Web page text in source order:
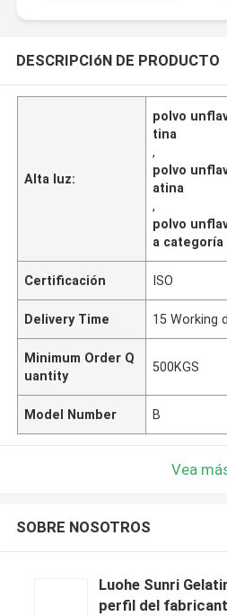
DESCRIPCIóN DE PRODUCTO
Alta luz:
polvo
tina
,
polvo
atina
,
polvo
a
Certificación ISO
Delivery Time 15 Working
Minimum Order Q
uantity
500KGS
Model Number B
Vea
SOBRE NOSOTROS
Luohe Sunri
perfil del